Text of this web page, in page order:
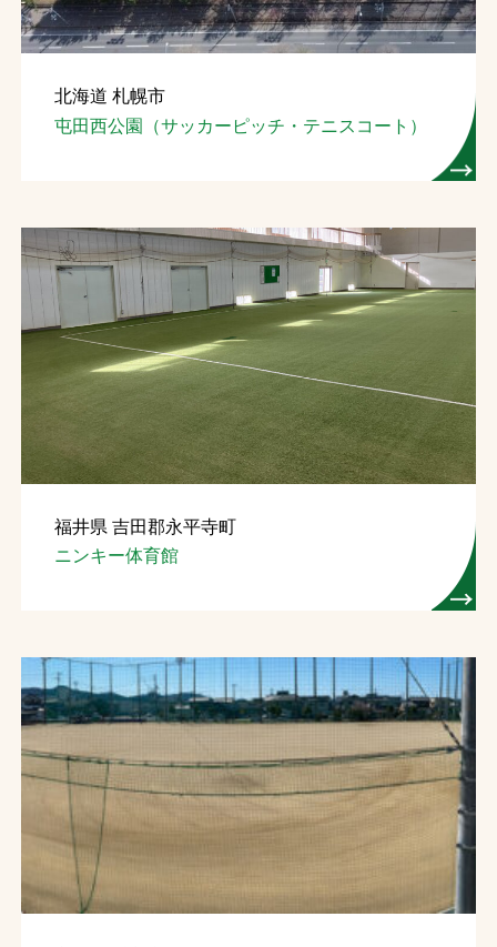
北海道 札幌市
屯田西公園（サッカーピッチ・テニスコート）
福井県 吉田郡永平寺町
ニンキー体育館